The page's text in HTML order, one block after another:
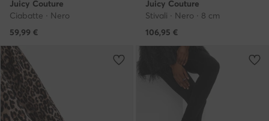
Juicy Couture
Ciabatte · Nero
59,99 €
Juicy Couture
Stivali · Nero · 8 cm
106,95 €